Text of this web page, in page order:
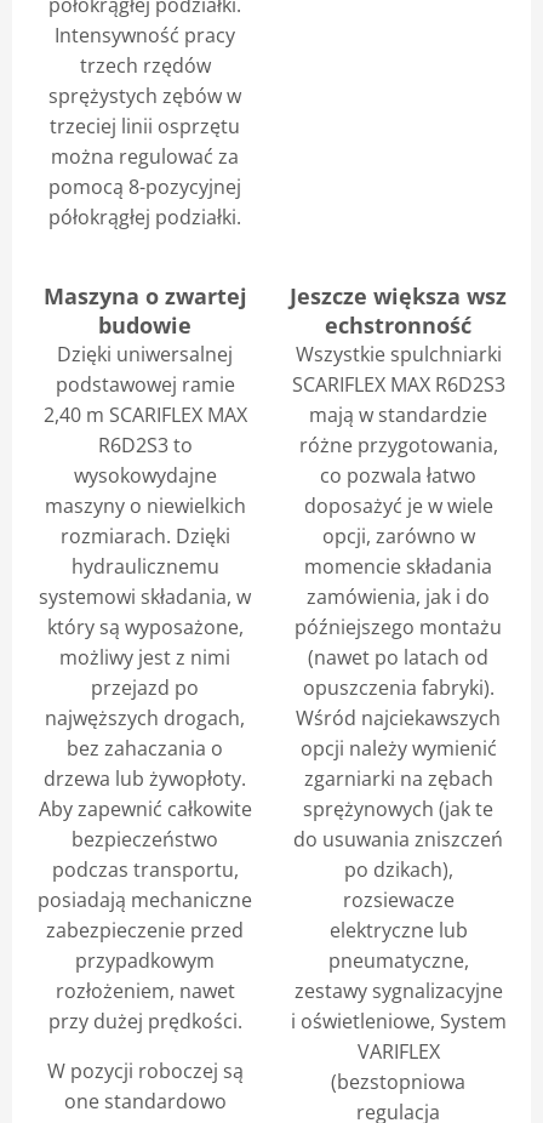
Intensywność pracy
trzech rzędów
sprężystych zębów w
trzeciej linii osprzętu
można regulować za
pomocą 8-pozycyjnej
półokrągłej podziałki.
Maszyna o zwartej
budowie
Dzięki uniwersalnej
podstawowej ramie
2,40 m SCARIFLEX MAX
R6D2S3 to
wysokowydajne
maszyny o niewielkich
rozmiarach. Dzięki
hydraulicznemu
systemowi składania, w
który są wyposażone,
możliwy jest z nimi
przejazd po
najwęższych drogach,
bez zahaczania o
drzewa lub żywopłoty.
Aby zapewnić całkowite
bezpieczeństwo
podczas transportu,
posiadają mechaniczne
zabezpieczenie przed
przypadkowym
rozłożeniem, nawet
przy dużej prędkości.
W pozycji roboczej są
one standardowo
Jeszcze większa wsz
echstronność
Wszystkie spulchniarki
SCARIFLEX MAX R6D2S3
mają w standardzie
różne przygotowania,
co pozwala łatwo
doposażyć je w wiele
opcji, zarówno w
momencie składania
zamówienia, jak i do
późniejszego montażu
(nawet po latach od
opuszczenia fabryki).
Wśród najciekawszych
opcji należy wymienić
zgarniarki na zębach
sprężynowych (jak te
do usuwania zniszczeń
po dzikach),
rozsiewacze
elektryczne lub
pneumatyczne,
zestawy sygnalizacyjne
i oświetleniowe, System
VARIFLEX
(bezstopniowa
regulacja